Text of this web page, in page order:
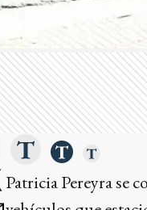
Patricia Pereyra se